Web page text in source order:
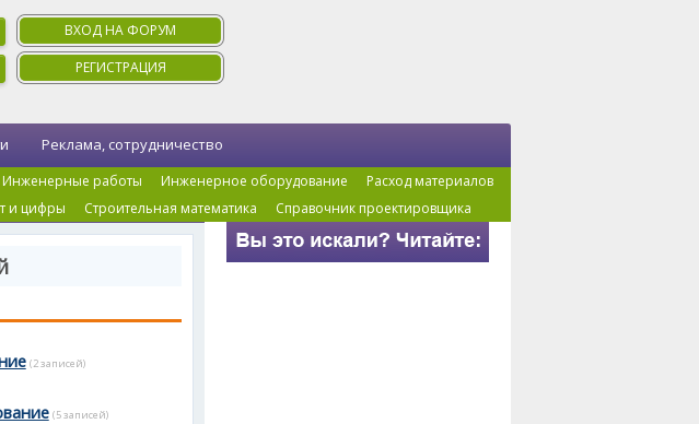
ВХОД НА ФОРУМ
РЕГИСТРАЦИЯ
Инженерные работы Инженерное оборудование
Расход материалов
и цифры Строительная математика Справочник проектировщика
Реклама, сотрудничество
(2 записей)
(5 записей)